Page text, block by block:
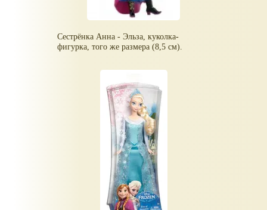
Сестрёнка Анна - Эльза, куколка-
фигурка, того же размера (8,5 см).